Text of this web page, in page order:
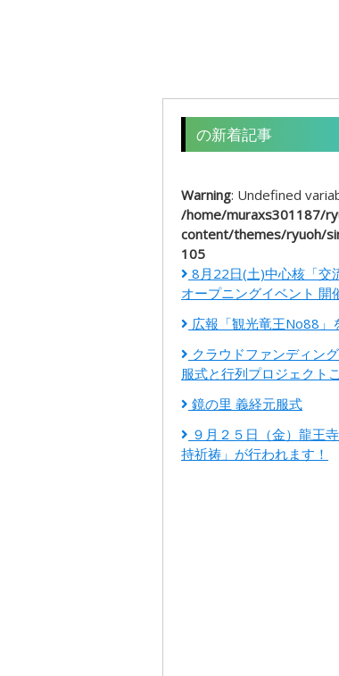
の新着記事
Warning: Undefined
/home/muraxs301187/
content/themes/ryuoh/
105
8月22日(土)中心核「交
オープニングイベント 開
広報「観光竜王No88」
クラウドファンディン
服式と行列プロジェクト
鏡の里 義経元服式
９月２５日（金）龍王
持祈祷」が行われます！